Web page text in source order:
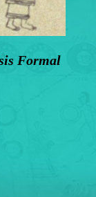
Formal